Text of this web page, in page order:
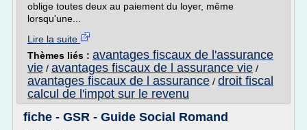
oblige toutes deux au paiement du loyer, même
lorsqu'une...
Lire la suite
Thèmes liés : avantages fiscaux de l'assurance
vie / avantages fiscaux de l assurance vie /
avantages fiscaux de l assurance / droit fiscal
calcul de l'impot sur le revenu
fiche - GSR - Guide Social Romand